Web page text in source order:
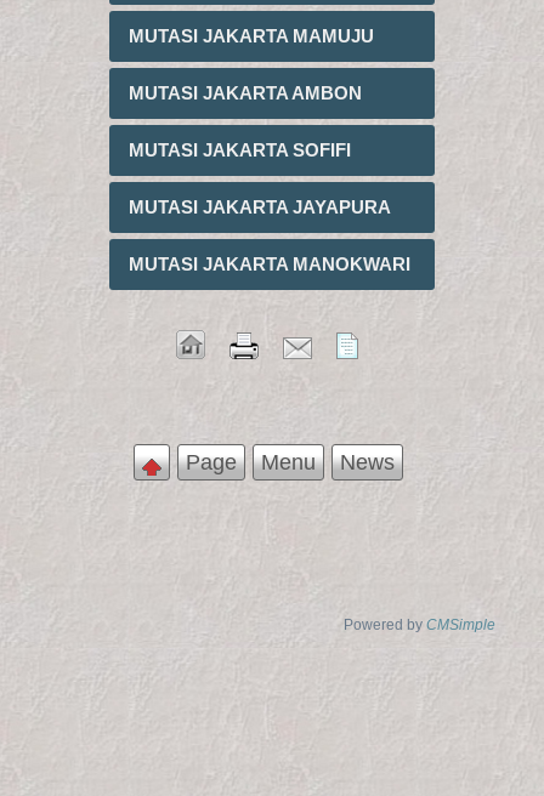
MUTASI JAKARTA MAMUJU
MUTASI JAKARTA AMBON
MUTASI JAKARTA SOFIFI
MUTASI JAKARTA JAYAPURA
MUTASI JAKARTA MANOKWARI
Page Menu News
Powered by CMSimple